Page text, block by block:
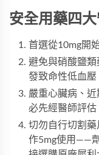
安全用藥四大
首選從10mg開
避免與硝酸鹽類
發致命性低血壓
嚴重心臟病、
必先經醫師評估
切勿自行切割
作5mg使用——